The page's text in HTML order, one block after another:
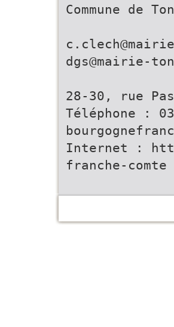
Commune de
dgs@mairie-
28-30, rue
Téléphone :
Internet :
franche-comte